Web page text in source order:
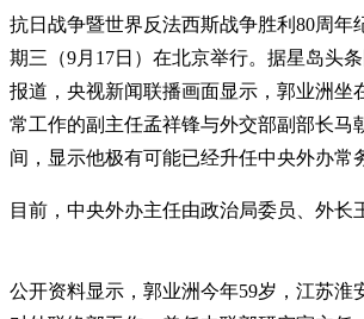
抗日战争暨世界反法西斯战争胜利80周年
期三（9月17日）在北京举行。据星岛头条
报道，央视新闻联播画面显示，郭业洲坐
常工作的副主任孟祥锋与外交部副部长马
间，显示他极有可能已经升任中央外办常
目前，中央外办主任由政治局委员、外长
公开资料显示，郭业洲今年59岁，江苏淮